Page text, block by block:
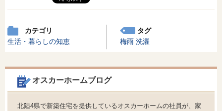
カテゴリ
生活・暮らしの知恵
タグ
梅雨 洗濯
オスカーホームブログ
北陸4県で新築住宅を提供しているオスカーホームの社員が、家